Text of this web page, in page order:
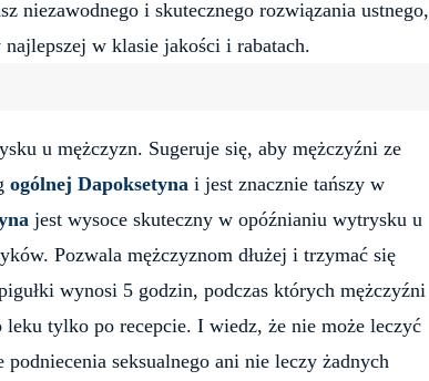
niezawodnego i skutecznego rozwiązania ustnego,
w klasie jakości i rabatach.
u mężczyzn. Sugeruje się, aby mężczyźni ze
ogólnej Dapoksetyna i jest znacznie tańszy w
jest wysoce skuteczny w opóźnianiu wytrysku u
Pozwala mężczyznom dłużej i trzymać się
wynosi 5 godzin, podczas których mężczyźni
tylko po recepcie. I wiedz, że nie może leczyć
seksualnego ani nie leczy żadnych